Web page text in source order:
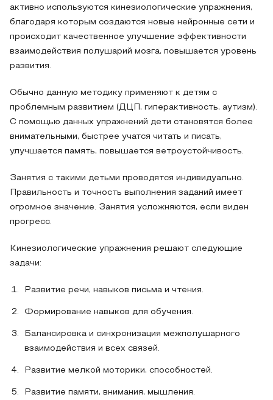
активно используются кинезиологические упражнения,
благодаря которым создаются новые нейронные сети и
происходит качественное улучшение эффективности
взаимодействия полушарий мозга, повышается уровень
развития.
Обычно данную методику применяют к детям с
проблемным развитием (ДЦП, гиперактивность, аутизм).
С помощью данных упражнений дети становятся более
внимательными, быстрее учатся читать и писать,
улучшается память, повышается ветроустойчивость.
Занятия с такими детьми проводятся индивидуально.
Правильность и точность выполнения заданий имеет
огромное значение. Занятия усложняются, если виден
прогресс.
Кинезиологические упражнения решают следующие
задачи:
Развитие речи, навыков письма и чтения.
Формирование навыков для обучения.
Балансировка и синхронизация межполушарного
взаимодействия и всех связей.
Развитие мелкой моторики, способностей.
Развитие памяти, внимания, мышления.